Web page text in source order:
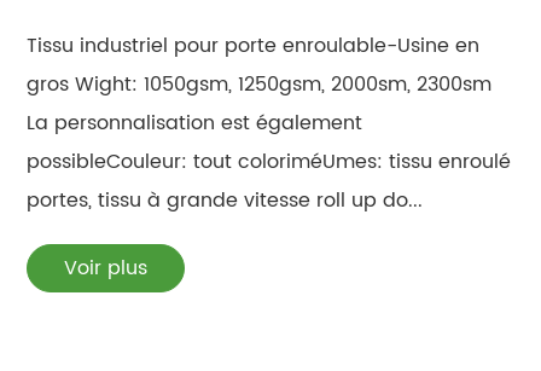
Tissu industriel pour porte enroulable-Usine en
gros Wight: 1050gsm, 1250gsm, 2000sm, 2300sm
La personnalisation est également
possibleCouleur: tout coloriméUmes: tissu enroulé
portes, tissu à grande vitesse roll up do...
Voir plus